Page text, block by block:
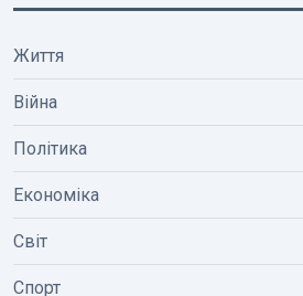
Життя
Війна
Політика
Економіка
Світ
Спорт